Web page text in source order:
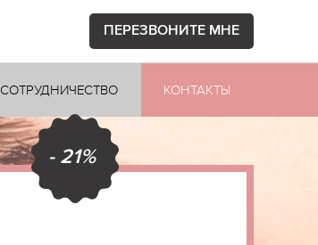
ПЕРЕЗВОНИТЕ МНЕ
СОТРУДНИЧЕСТВО КОНТАКТЫ
- 21%